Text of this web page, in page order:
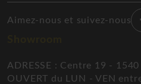
Aimez-nous et suivez-nous
ADRESSE : Centre 19 -
OUVERT du LUN - VEN